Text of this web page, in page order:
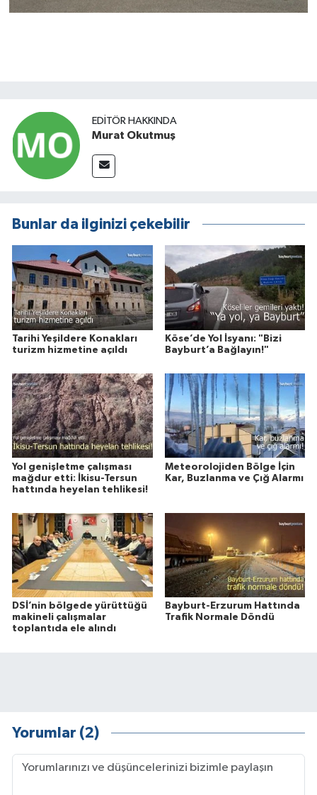
EDITÖR HAKKINDA
Murat Okutmuş
Bunlar da ilginizi çekebilir
Tarihi Yeşildere Konakları
turizm hizmetine açıldı
Köse’de Yol İsyanı: "Bizi
Bayburt’a Bağlayın!"
Yol genişletme çalışması
mağdur etti: İkisu-Tersun
hattında heyelan tehlikesi!
Meteorolojiden Bölge İçin
Kar, Buzlanma ve Çığ Alarmı
DSİ’nin bölgede yürüttüğü
makineli çalışmalar
toplantıda ele alındı
Bayburt-Erzurum Hattında
Trafik Normale Döndü
Yorumlar (2)